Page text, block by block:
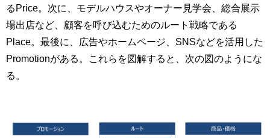
るPrice。次に、モデルハウスやオーナー見学会、総合展示
場出店など、顧客を呼び込むためのルート戦略である
Place。最後に、広告やホームページ、SNSなどを活用した
Promotionがある。これらを図解すると、次の図のようにな
る。